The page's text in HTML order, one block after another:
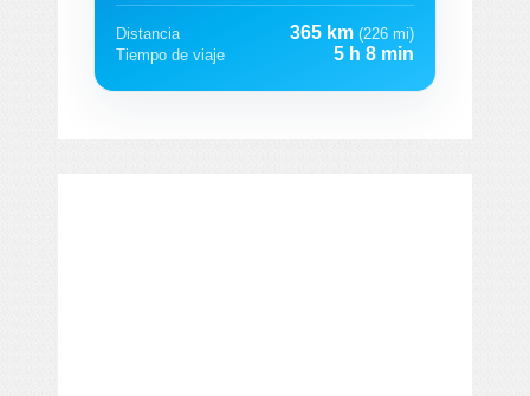
Distancia 365 km (226 mi)
Tiempo de viaje
5 h 8 min